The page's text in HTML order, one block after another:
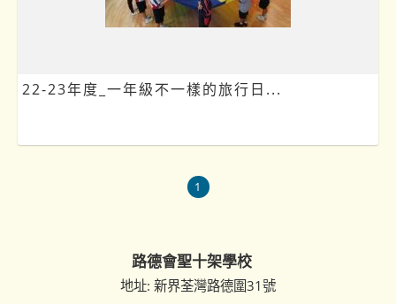
22-23年度_一年級不一樣的旅行日...
1
路德會聖十架學校
地址: 新界荃灣路德圍31號